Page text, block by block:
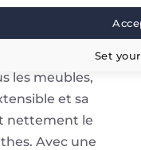
chaude, séchage
et ajout
ultra-fin de
les meubles,
et sa
nettement le
Avec une
Set